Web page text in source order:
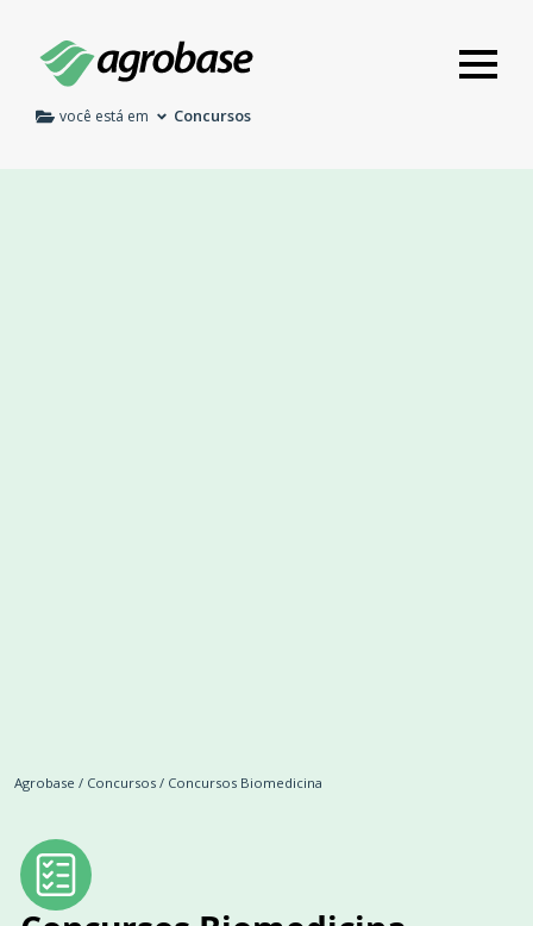
você está em Concursos
Agrobase / Concursos / Concursos Biomedicina